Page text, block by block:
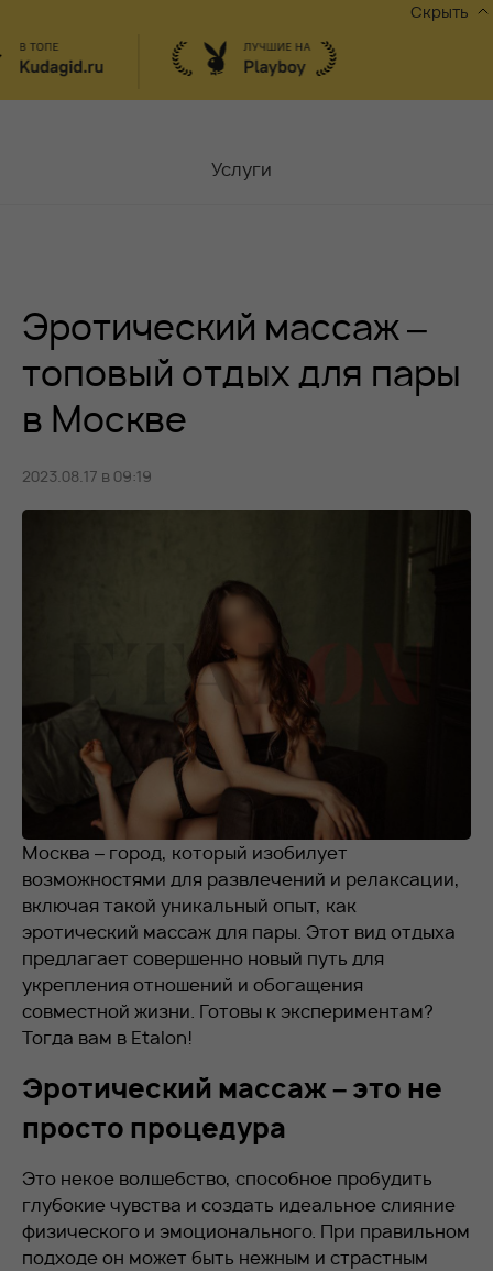
Скрыть
Услуги
Москва,
Эротический массаж –
топовый отдых для пары
в Москве
2023.08.17 в 09:19
Москва – город, который изобилует
возможностями для развлечений и релаксации,
включая такой уникальный опыт, как
эротический массаж для пары. Этот вид отдыха
предлагает совершенно новый путь для
укрепления отношений и обогащения
совместной жизни. Готовы к экспериментам?
Тогда вам в Etalon!
Эротический массаж – это не
просто процедура
Это некое волшебство, способное пробудить
глубокие чувства и создать идеальное слияние
физического и эмоционального. При правильном
подходе он может быть нежным и страстным